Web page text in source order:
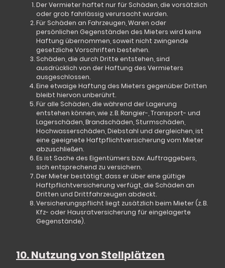
Der Vermieter haftet nur für Schäden, die vorsätzlich
oder grob fahrlässig verursacht wurden.
Für Schäden an Fahrzeugen, Waren oder
persönlichen Gegenständen des Mieters wird keine
Haftung übernommen, soweit nicht zwingende
gesetzliche Vorschriften bestehen.
Schäden, die durch Dritte entstehen, sind
ausdrücklich von der Haftung des Vermieters
ausgeschlossen.
Eine etwaige Haftung des Mieters gegenüber Dritten
bleibt hiervon unberührt.
Für alle Schäden, die während der Lagerung
entstehen können, wie z. B. Rangier-, Transport- und
Lagerschäden, Brandschäden, Sturmschäden,
Hochwasserschäden, Diebstahl und dergleichen, ist
eine geeignete Haftpflichtversicherung vom Mieter
abzuschließen.
Es ist Sache des Eigentümers bzw. Auftraggebers,
sich entsprechend zu versichern.
Der Mieter bestätigt, dass er über eine gültige
Haftpflichtversicherung verfügt, die Schäden an
Dritten und Drittfahrzeugen abdeckt.
Versicherungspflicht liegt zusätzlich beim Mieter (z. B.
Kfz- oder Hausratversicherung für eingelagerte
Gegenstände).
10. Nutzung von Stellplätzen